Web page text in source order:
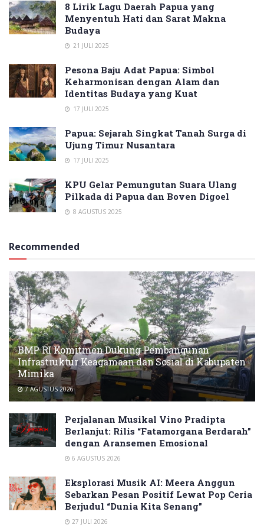
8 Lirik Lagu Daerah Papua yang
Menyentuh Hati dan Sarat Makna
Budaya
21 JULI 2025
Pesona Baju Adat Papua: Simbol
Keharmonisan dengan Alam dan
Identitas Budaya yang Kuat
17 JULI 2025
Papua: Sejarah Singkat Tanah Surga di
Ujung Timur Nusantara
17 JULI 2025
KPU Gelar Pemungutan Suara Ulang
Pilkada di Papua dan Boven Digoel
8 AGUSTUS 2025
Recommended
BMP RI Komitmen Dukung Pembangunan
Infrastruktur Keagamaan dan Sosial di Kabupaten
Mimika
7 AGUSTUS 2026
Perjalanan Musikal Vino Pradipta
Berlanjut: Rilis “Fatamorgana Berdarah”
dengan Aransemen Emosional
6 AGUSTUS 2026
Eksplorasi Musik AI: Meera Anggun
Sebarkan Pesan Positif Lewat Pop Ceria
Berjudul “Dunia Kita Senang”
27 JULI 2026